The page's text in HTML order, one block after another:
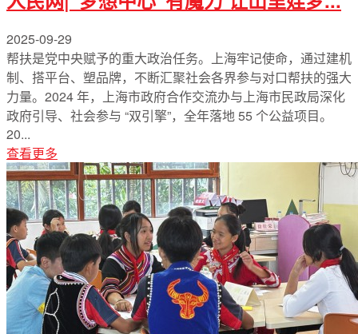
2025-09-29
帮扶是党中央赋予的重大政治任务。上海牢记使命，通过建机
制、搭平台、塑品牌，不断汇聚社会各界参与对口帮扶的强大
力量。2024 年，上海市政府合作交流办与上海市民政局深化
政府引导、社会参与 “双引擎”，全年落地 55 个公益项目。
20...
查看更多